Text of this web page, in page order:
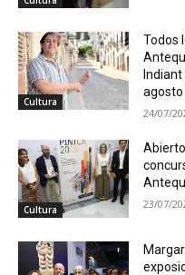
Cultura
Todos
agosto
24/07/
Cultura 23/07/